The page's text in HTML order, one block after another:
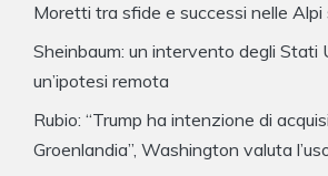
Moretti tra sfide e successi nelle
Sheinbaum: un intervento degli Stati
un’ipotesi remota
Rubio: “Trump ha intenzione di
Groenlandia”, Washington valuta